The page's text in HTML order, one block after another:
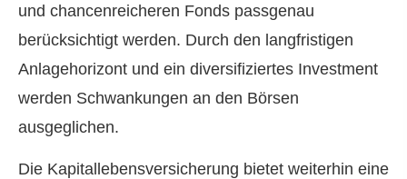
und chancenreicheren Fonds passgenau
berücksichtigt werden. Durch den langfristigen
Anlagehorizont und ein diversifiziertes Investment
werden Schwankungen an den Börsen
ausgeglichen.
Die Ka­pi­tal­le­bens­ver­si­che­rung bietet weiterhin eine